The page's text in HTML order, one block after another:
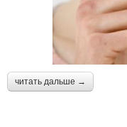
читать дальше →